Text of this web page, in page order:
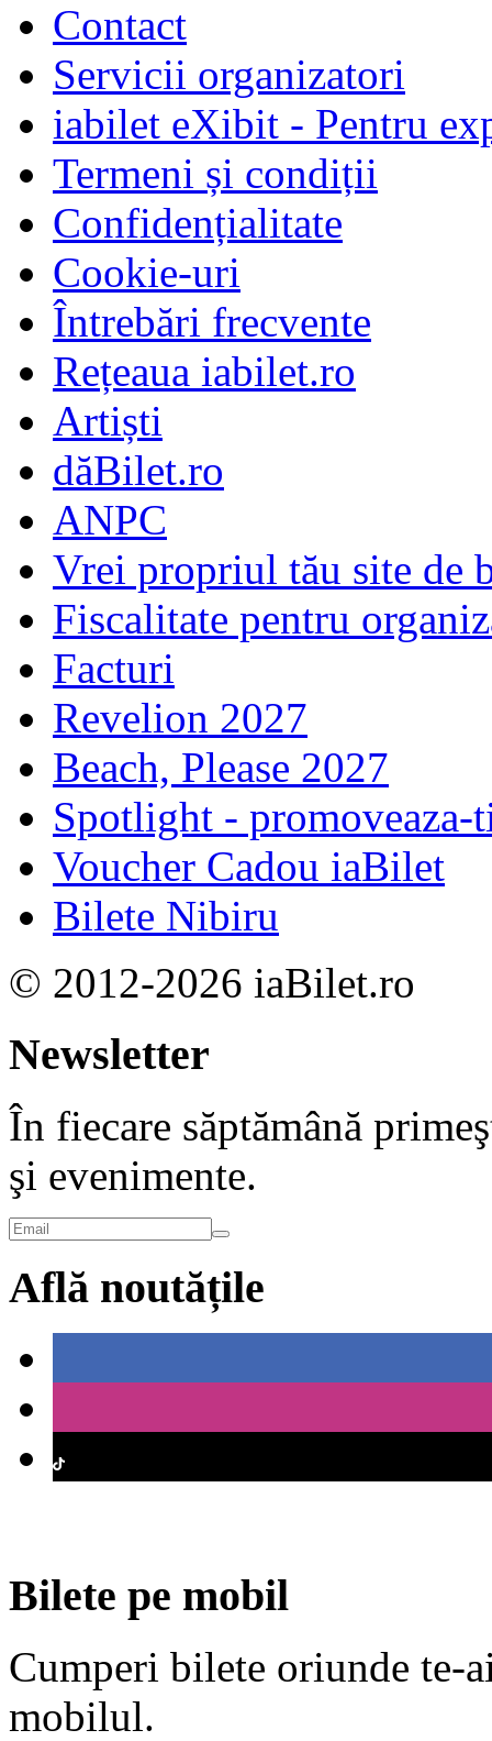
Contact
Servicii organizatori
iabilet eXibit - Pentru
Termeni și condiții
Confidențialitate
Cookie-uri
Întrebări frecvente
Rețeaua iabilet.ro
Artiști
dăBilet.ro
ANPC
Vrei propriul tău site de
Fiscalitate pentru
Facturi
Revelion 2027
Beach, Please 2027
Spotlight - promoveaza-
Voucher Cadou iaBilet
Bilete Nibiru
© 2012-2026 iaBilet.ro
Newsletter
În fiecare săptămână
şi evenimente.
Află noutățile
Bilete pe mobil
Cumperi bilete oriunde te-
mobilul.